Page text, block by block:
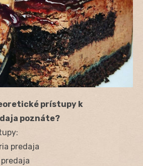
prístupy k
poznáte?
predaja